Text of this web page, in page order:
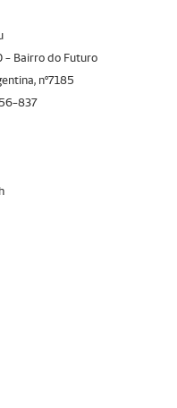
- Bairro do Futuro
nº7185
837